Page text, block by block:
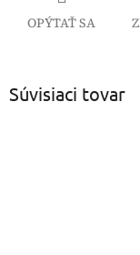
OPÝTAŤ SA
Súvisiaci tovar